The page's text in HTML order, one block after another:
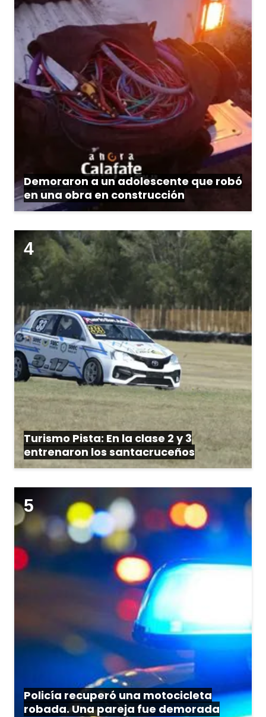
Demoraron a un adolescente que robó
en una obra en construcción
Turismo Pista: En la clase 2 y 3
entrenaron los santacruceños
Policía recuperó una motocicleta
robada. Una pareja fue demorada